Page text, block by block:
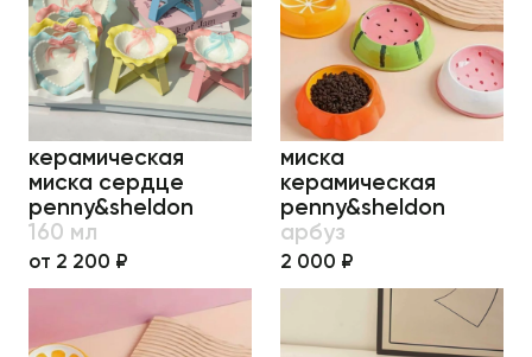
керамическая
миска сердце
penny&sheldon
160 мл
от 2 200 ₽
миска
керамическая
penny&sheldon
арбуз
2 000 ₽